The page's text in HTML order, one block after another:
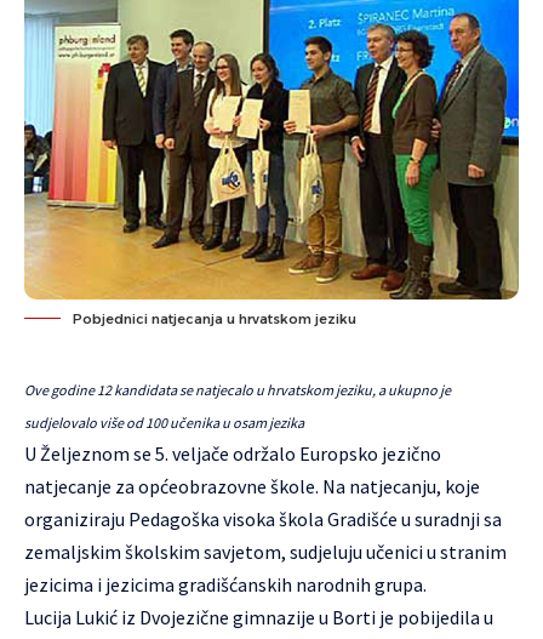
Pobjednici natjecanja u hrvatskom jeziku
Ove godine 12 kandidata se natjecalo u hrvatskom jeziku, a ukupno je
sudjelovalo više od 100 učenika u osam jezika
U Željeznom se 5. veljače održalo Europsko jezično
natjecanje za općeobrazovne škole. Na natjecanju, koje
organiziraju Pedagoška visoka škola Gradišće u suradnji sa
zemaljskim školskim savjetom, sudjeluju učenici u stranim
jezicima i jezicima gradišćanskih narodnih grupa.
Lucija Lukić iz Dvojezične gimnazije u Borti je pobijedila u